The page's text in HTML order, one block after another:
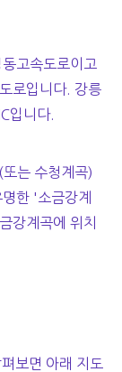
고속도로이고
로입니다. 강릉
입니다.
는 수청계곡)
한 '소금강계
강계곡에 위치
보면 아래 지도